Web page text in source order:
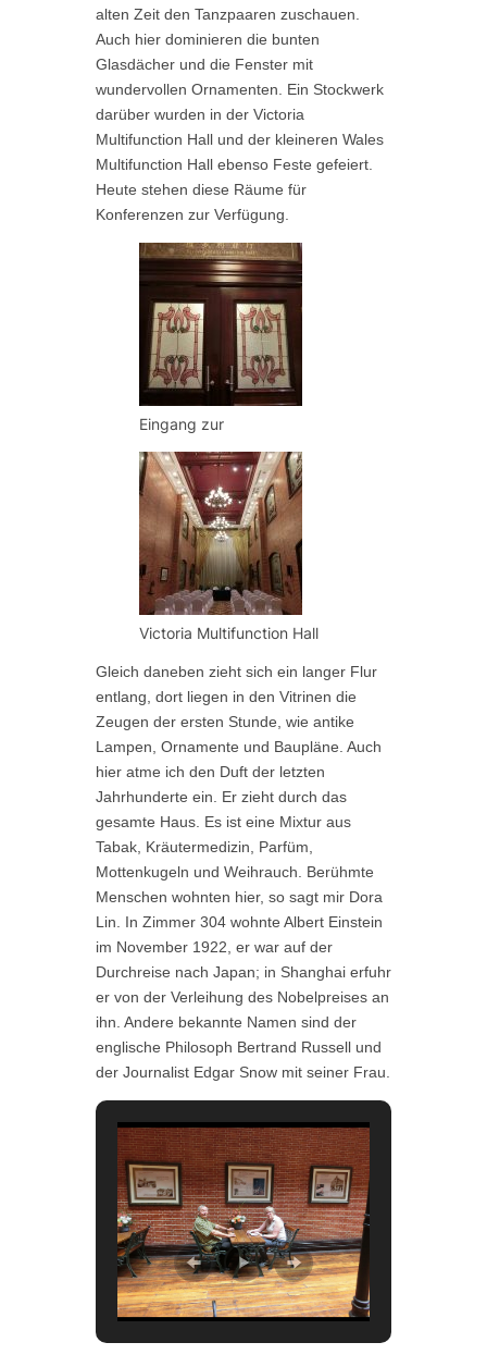
alten Zeit den Tanzpaaren zuschauen.
Auch hier dominieren die bunten
Glasdächer und die Fenster mit
wundervollen Ornamenten. Ein Stockwerk
darüber wurden in der Victoria
Multifunction Hall und der kleineren Wales
Multifunction Hall ebenso Feste gefeiert.
Heute stehen diese Räume für
Konferenzen zur Verfügung.
Eingang zur
Victoria Multifunction Hall
Gleich daneben zieht sich ein langer Flur
entlang, dort liegen in den Vitrinen die
Zeugen der ersten Stunde, wie antike
Lampen, Ornamente und Baupläne. Auch
hier atme ich den Duft der letzten
Jahrhunderte ein. Er zieht durch das
gesamte Haus. Es ist eine Mixtur aus
Tabak, Kräutermedizin, Parfüm,
Mottenkugeln und Weihrauch. Berühmte
Menschen wohnten hier, so sagt mir Dora
Lin. In Zimmer 304 wohnte Albert Einstein
im November 1922, er war auf der
Durchreise nach Japan; in Shanghai erfuhr
er von der Verleihung des Nobelpreises an
ihn. Andere bekannte Namen sind der
englische Philosoph Bertrand Russell und
der Journalist Edgar Snow mit seiner Frau.